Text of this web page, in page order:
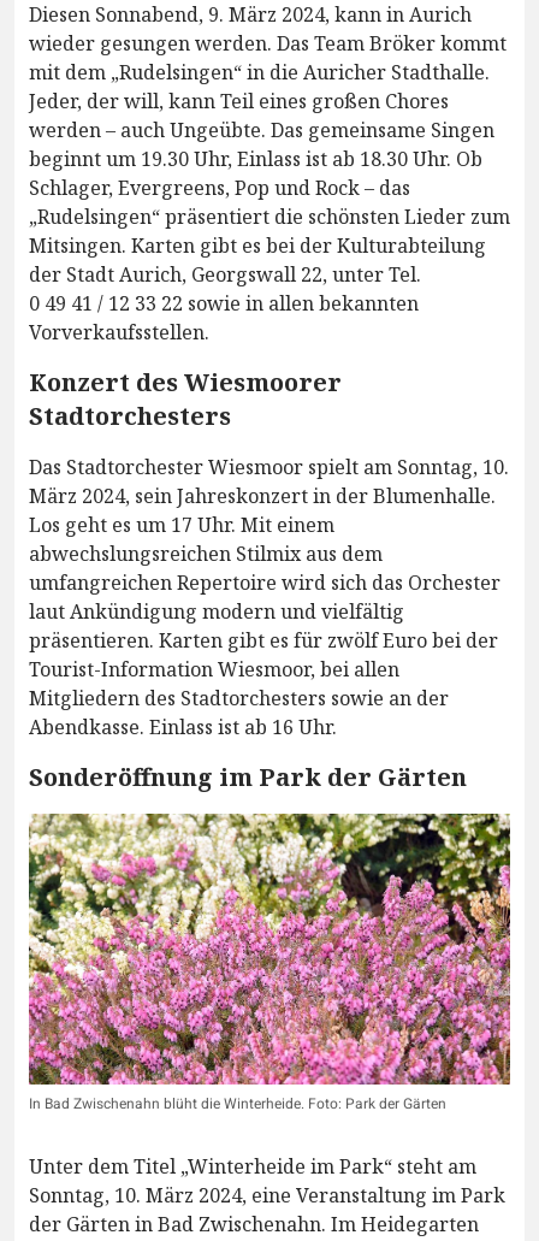
Diesen Sonnabend, 9. März 2024, kann in Aurich
wieder gesungen werden. Das Team Bröker kommt
mit dem „Rudelsingen“ in die Auricher Stadthalle.
Jeder, der will, kann Teil eines großen Chores
werden – auch Ungeübte. Das gemeinsame Singen
beginnt um 19.30 Uhr, Einlass ist ab 18.30 Uhr. Ob
Schlager, Evergreens, Pop und Rock – das
„Rudelsingen“ präsentiert die schönsten Lieder zum
Mitsingen. Karten gibt es bei der Kulturabteilung
der Stadt Aurich, Georgswall 22, unter Tel.
0 49 41 / 12 33 22 sowie in allen bekannten
Vorverkaufsstellen.
Konzert des Wiesmoorer
Stadtorchesters
Das Stadtorchester Wiesmoor spielt am Sonntag, 10.
März 2024, sein Jahreskonzert in der Blumenhalle.
Los geht es um 17 Uhr. Mit einem
abwechslungsreichen Stilmix aus dem
umfangreichen Repertoire wird sich das Orchester
laut Ankündigung modern und vielfältig
präsentieren. Karten gibt es für zwölf Euro bei der
Tourist-Information Wiesmoor, bei allen
Mitgliedern des Stadtorchesters sowie an der
Abendkasse. Einlass ist ab 16 Uhr.
Sonderöffnung im Park der Gärten
In Bad Zwischenahn blüht die Winterheide. Foto: Park der Gärten
Unter dem Titel „Winterheide im Park“ steht am
Sonntag, 10. März 2024, eine Veranstaltung im Park
der Gärten in Bad Zwischenahn. Im Heidegarten